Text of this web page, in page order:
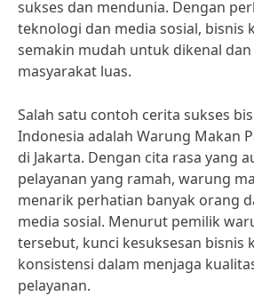
sukses dan mendunia. Dengan
teknologi dan media sosial, bisnis
semakin mudah untuk dikenal
masyarakat luas.
Salah satu contoh cerita sukses
Indonesia adalah Warung Makan
di Jakarta. Dengan cita rasa yang
pelayanan yang ramah, warung
menarik perhatian banyak orang
media sosial. Menurut pemilik
tersebut, kunci kesuksesan bisnis
konsistensi dalam menjaga
pelayanan.